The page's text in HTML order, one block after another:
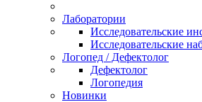
Лаборатории
Исследовательские
Исследовательские
Логопед / Дефектолог
Дефектолог
Логопедия
Новинки